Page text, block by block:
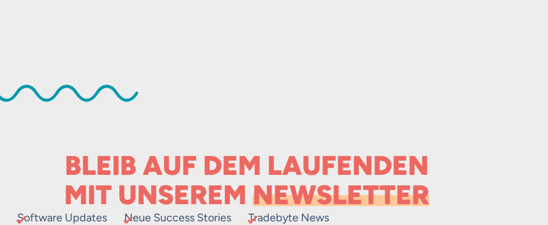
BLEIB AUF DEM LAUFENDEN
MIT UNSEREM NEWSLETTER
Software Updates Neue Success Stories Tradebyte News